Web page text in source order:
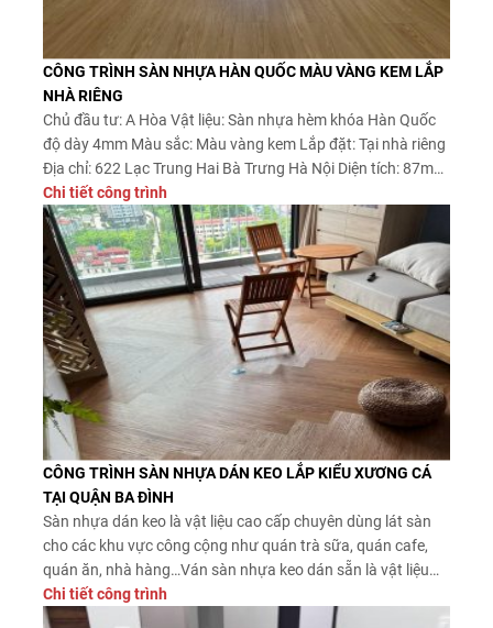
CÔNG TRÌNH SÀN NHỰA HÀN QUỐC MÀU VÀNG KEM LẮP
NHÀ RIÊNG
Chủ đầu tư: A Hòa Vật liệu: Sàn nhựa hèm khóa Hàn Quốc
độ dày 4mm Màu sắc: Màu vàng kem Lắp đặt: Tại nhà riêng
Địa chỉ: 622 Lạc Trung Hai Bà Trưng Hà Nội Diện tích: 87m2
Màu sàn nhựa hèm khóa dày 4mm màu vàng kem đẹp làm
nổi bật nên nội […]
Chi tiết công trình
CÔNG TRÌNH SÀN NHỰA DÁN KEO LẮP KIỂU XƯƠNG CÁ
TẠI QUẬN BA ĐÌNH
Sàn nhựa dán keo là vật liệu cao cấp chuyên dùng lát sàn
cho các khu vực công cộng như quán trà sữa, quán cafe,
quán ăn, nhà hàng…Ván sàn nhựa keo dán sẵn là vật liệu
sàn bền bỉ cứng rắn, có thể chịu nhiều tác động của ngoại
lực nên được khách hàng […]
Chi tiết công trình